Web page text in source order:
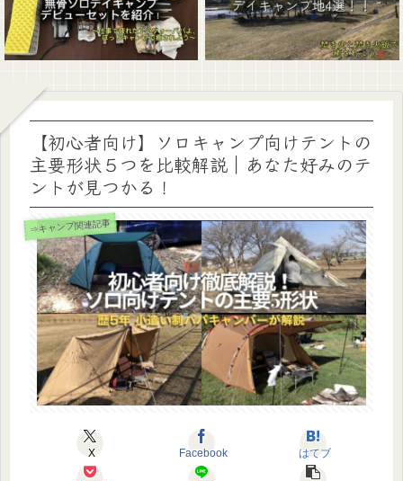
【初心者向け】ソロキャンプ向けテントの
主要形状５つを比較解説｜あなた好みのテ
ントが見つかる！
⇒キャンプ関連記事
X Facebook はてブ